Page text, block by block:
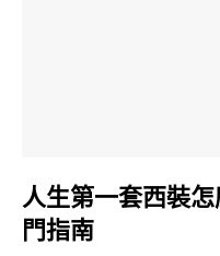
人生第一套西裝
門指南